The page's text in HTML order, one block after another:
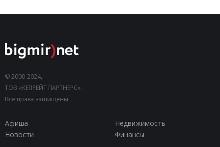
© 2000-2024,
ТОВ «КЕПРЕЙТ ПАРТНЕРС».
Все права защищены.
Афиша
Недвижимость
Новости
Финансы